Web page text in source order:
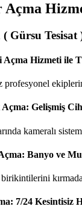
Açma
Gürsu Tesisat
Hizmeti ile
profesyonel
Gelişmiş
kameralı
Banyo ve
7/24 Kesintisiz